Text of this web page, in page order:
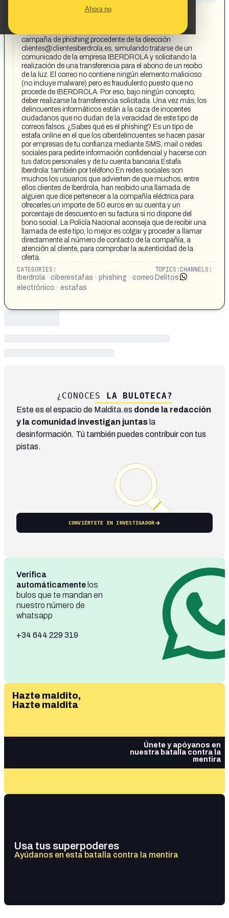
Ahora no
https://www.cadenadial.com/2021/si-eres-cliente-de-
264788.html Muchos usuarios están alertando de una
campaña de phishing procedente de la dirección
clientes@clientesiberdrola.es, simulando tratarse de un
comunicado de la empresa IBERDROLA y solicitando la
realización de una transferencia para el abono de un recibo
de la luz. El correo no contiene ningún elemento malicioso
(no incluye malware) pero es fraudulento puesto que no
procede de IBERDROLA. Por eso, bajo ningún concepto,
deber realizarse la transferencia solicitada. Una vez más, los
delincuentes informáticos están a la caza de inocentes
ciudadanos que no dudan de la veracidad de este tipo de
correos falsos. ¿Sabes qué es el phishing? Es un tipo de
estafa online en el que los ciberdelincuentes se hacen pasar
por empresas de tu confianza mediante SMS, mail o redes
sociales para pedirte información confidencial y hacerse con
tus datos personales y de tu cuenta bancaria Estafa
Iberdrola: también por teléfono En redes sociales son
muchos los usuarios que advierten de que muchos, entre
ellos clientes de Iberdrola, han recibido una llamada de
alguien que dice pertenecer a la compañía eléctrica para
ofrecerles un importe de 50 euros en su cuenta y un
porcentaje de descuento en su factura si no dispone del
bono social. La Policía Nacional aconseja que de recibir una
llamada de este tipo, lo mejor es colgar y proceder a llamar
directamente al número de contacto de la compañía, a
atención al cliente, para comprobar la autenticidad de la
oferta.
CATEGORIES:
Iberdrola · ciberestafas · phishing · correo
electrónico · estafas
TOPICS:
Delitos
CHANNELS:
¿CONOCES LA BULOTECA?
Este es el espacio de Maldita.es donde la redacción
y la comunidad investigan juntas la
desinformación. Tú también puedes contribuir con tus
pistas.
CONVIÉRTETE EN INVESTIGADOR
Verifica
automáticamente los
bulos que te mandan en
nuestro número de
whatsapp
+34 644 229 319
Hazte maldito,
Hazte maldita
Únete y apóyanos en
nuestra batalla contra la
mentira
Usa tus superpoderes
Ayúdanos en esta batalla contra la mentira